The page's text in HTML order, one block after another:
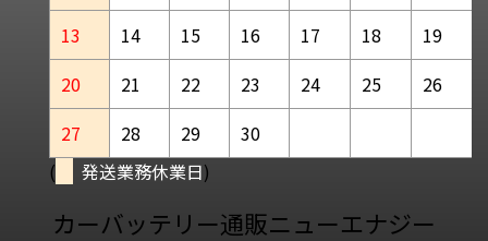
13
14 15 16 17 18
19
20
21 22 23 24 25
26
27
28 29
30
(
発送業務休業日)
カーバッテリー通販ニューエナジー